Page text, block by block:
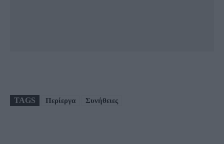
TAGS Περίεργα Συνήθειες